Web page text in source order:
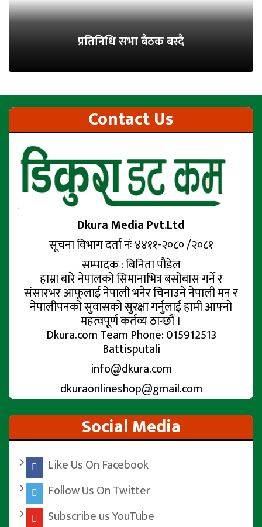
प्रतिनिधि सभा बैठक बस्दै
Contact Us
Dkura Media Pvt.Ltd
सूचना विभाग दर्ता नंः ४४११-२०८० /२०८१
सम्पादक : बिनिता पौडेल
हाम्रा बारे नेपालको सिमानाभित्र बसोबास गर्ने र
संसारभर आफूलाई नेपाली भनेर चिनाउने नेपाली मन र
नेपालीपनको सुवासको सुरक्षा गर्नुलाई हामी आफ्नो
महत्वपूर्ण कर्तव्य ठान्छौं ।
Dkura.com Team Phone: 015912513
Battisputali
info@dkura.com
dkuraonlineshop@gmail.com
Social Media
Like Us On Facebook
Follow Us On Twitter
Subscribe us YouTube